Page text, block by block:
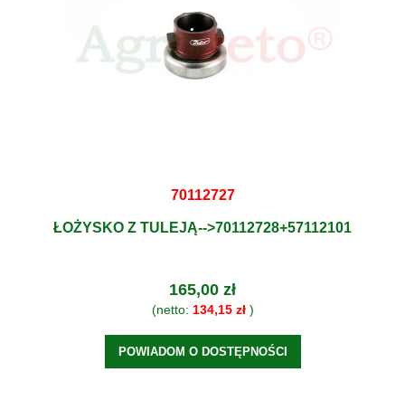
70112727
ŁOŻYSKO Z TULEJĄ-->70112728+57112101
165,00 zł
(netto: 134,15 zł)
POWIADOM O DOSTĘPNOŚCI